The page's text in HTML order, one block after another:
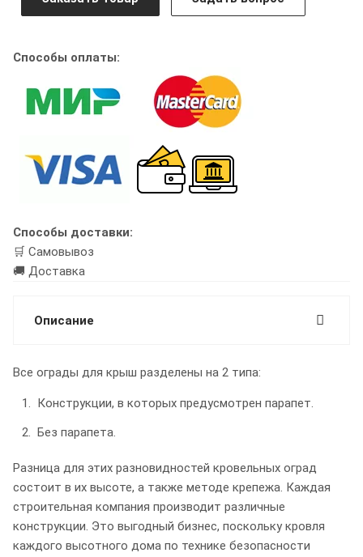
Способы оплаты:
Способы доставки:
🛒 Самовывоз
🚚 Доставка
Описание
Все ограды для крыш разделены на 2 типа:
Конструкции, в которых предусмотрен парапет.
Без парапета.
Разница для этих разновидностей кровельных оград
состоит в их высоте, а также методе крепежа. Каждая
строительная компания производит различные
конструкции. Это выгодный бизнес, поскольку кровля
каждого высотного дома по технике безопасности